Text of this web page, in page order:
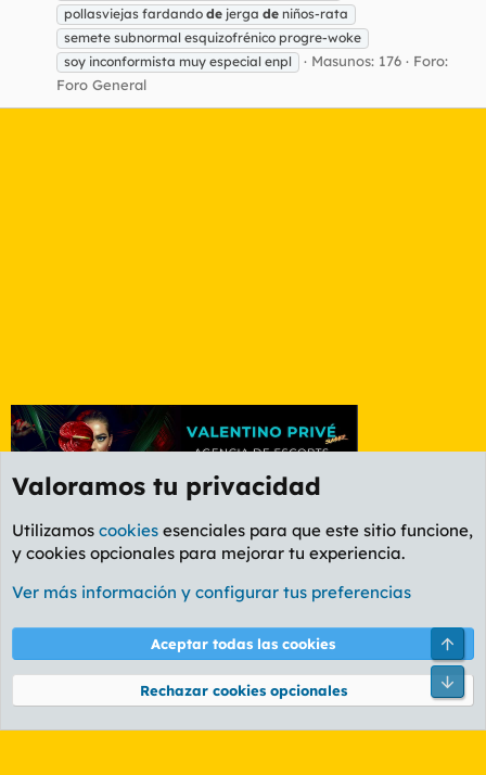
pollasviejas fardando de jerga de niños-rata
semete subnormal esquizofrénico progre-woke
soy inconformista muy especial enpl
Masunos: 176
Foro:
Foro General
Etiquetas
Cookies
PL OLDSTYLE AMARILLO
Términos y reglas Política de privacidad Ayuda
Community platform by XenForo® © 2010-2026 XenForo Ltd.
Valoramos tu privacidad
Utilizamos cookies esenciales para que este sitio funcione,
y cookies opcionales para mejorar tu experiencia.
Ver más información y configurar tus preferencias
Aceptar todas las cookies
Rechazar cookies opcionales
Pie